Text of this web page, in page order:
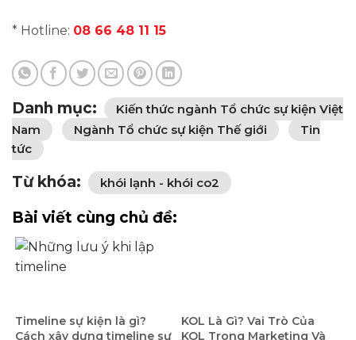
* Hotline: 08 66 48 11 15
Danh mục:
Kiến thức ngành Tổ chức sự kiện Việt
Nam
Ngành Tổ chức sự kiện Thế giới
Tin
tức
Từ khóa: khói lạnh - khói co2
Bài viết cùng chủ đề:
Timeline sự kiện là gì?
Cách xây dựng timeline sự
KOL Là Gì? Vai Trò Của
KOL Trong Marketing Và